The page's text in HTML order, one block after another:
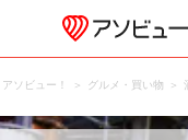
アソビュー！ グルメ・買い物